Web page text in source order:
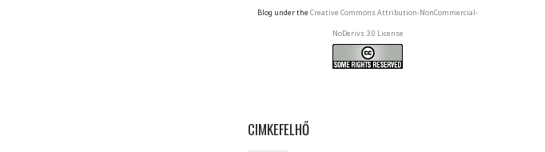
Blog under the Creative Commons Attribution-NonCommercial-
NoDerivs 3.0 License
CIMKEFELHŐ